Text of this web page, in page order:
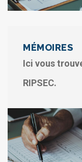
MÉMOIRES
Ici vous
RIPSEC.